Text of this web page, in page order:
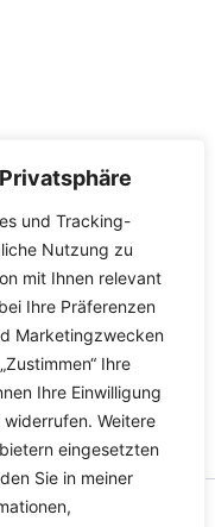
und Tracking-
Nutzung zu
mit Ihnen relevant
Ihre Präferenzen
Marketingzwecken
Ihre
Ihre Einwilligung
Weitere
eingesetzten
Sie in meiner
Ersatzteile